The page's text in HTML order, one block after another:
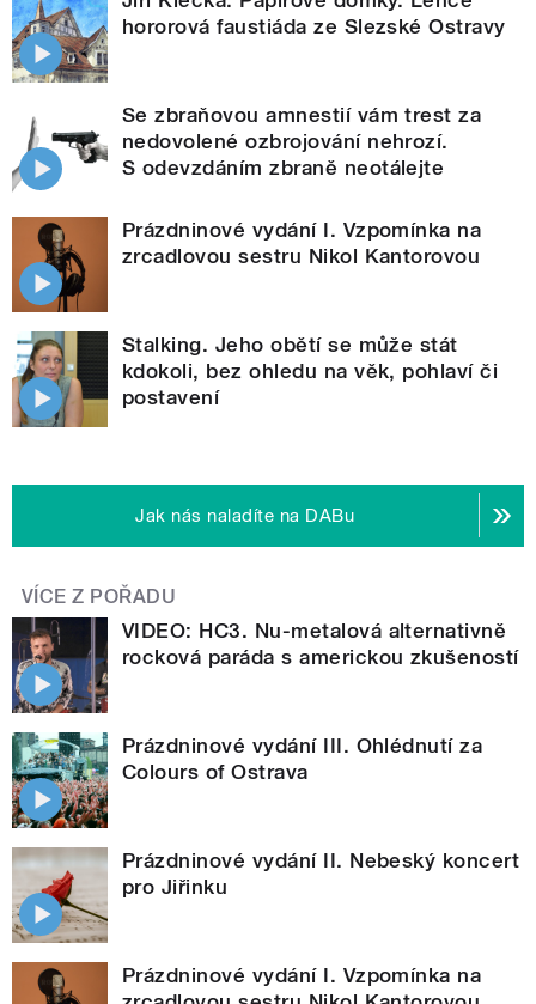
hororová faustiáda ze Slezské Ostravy
Se zbraňovou amnestií vám trest za
nedovolené ozbrojování nehrozí.
S odevzdáním zbraně neotálejte
Prázdninové vydání I. Vzpomínka na
zrcadlovou sestru Nikol Kantorovou
Stalking. Jeho obětí se může stát
kdokoli, bez ohledu na věk, pohlaví či
postavení
Jak nás naladíte na DABu
VÍCE Z POŘADU
VIDEO: HC3. Nu-metalová alternativně
rocková paráda s americkou zkušeností
Prázdninové vydání III. Ohlédnutí za
Colours of Ostrava
Prázdninové vydání II. Nebeský koncert
pro Jiřinku
Prázdninové vydání I. Vzpomínka na